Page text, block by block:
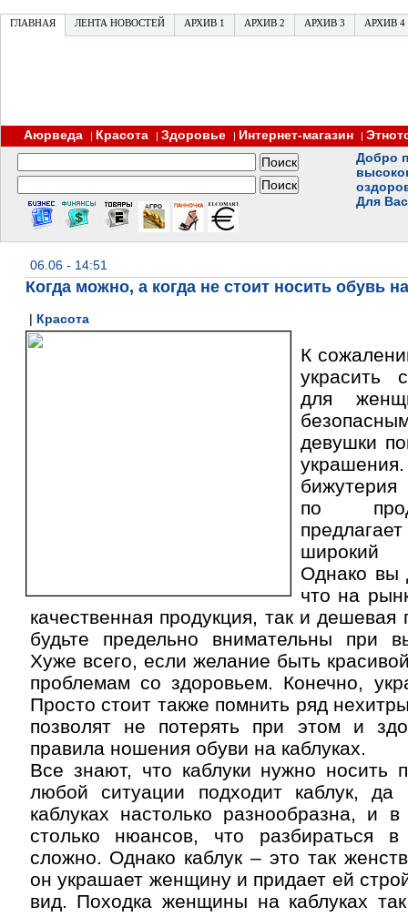
ГЛАВНАЯ ЛЕНТА НОВОСТЕЙ АРХИВ 1 АРХИВ 2 АРХИВ 3 АРХИВ 4
Аюрведа | Красота | Здоровье | Интернет-магазин |
Добро
Для
06.06 - 14:51
Когда можно, а когда не стоит носить обувь
| Красота
К
украсить
для
девушки
бижутерия
по
Однако вы
что на
качественная продукция, так и дешевая
будьте предельно внимательны при
Хуже всего, если желание быть
проблемам со здоровьем. Конечно,
Просто стоит также помнить ряд
позволят не потерять при этом и
правила ношения обуви на каблуках.
Все знают, что каблуки нужно носить
любой ситуации подходит каблук,
каблуках настолько разнообразна, и
столько нюансов, что разбираться в
сложно. Однако каблук – это так
он украшает женщину и придает ей
вид. Походка женщины на каблуках